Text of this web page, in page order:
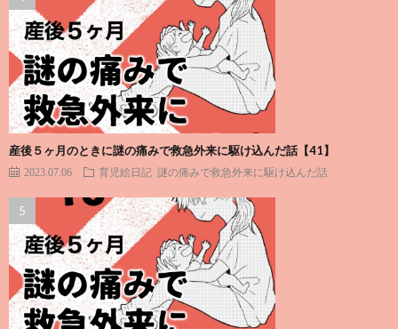
産後５ヶ月のときに謎の痛みで救急外来に駆け込んだ話【41】
2023.07.06 育児絵日記 謎の痛みで救急外来に駆け込んだ話